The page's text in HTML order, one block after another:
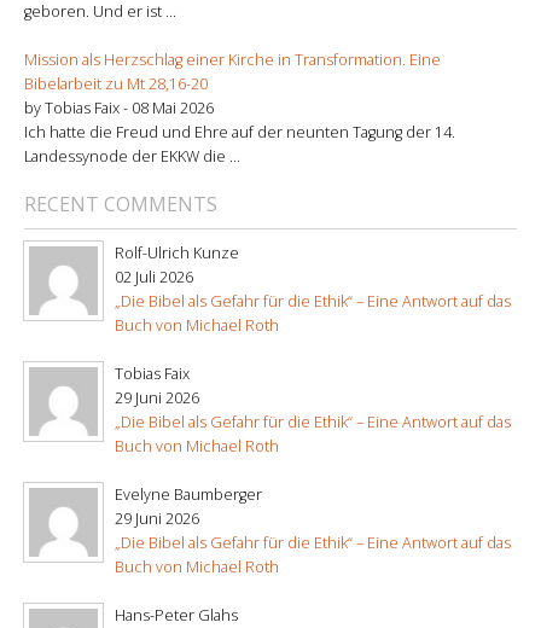
geboren. Und er ist ...
Mission als Herzschlag einer Kirche in Transformation. Eine
Bibelarbeit zu Mt 28,16-20
by Tobias Faix - 08 Mai 2026
Ich hatte die Freud und Ehre auf der neunten Tagung der 14.
Landessynode der EKKW die ...
RECENT COMMENTS
Rolf-Ulrich Kunze
02 Juli 2026
„Die Bibel als Gefahr für die Ethik“ – Eine Antwort auf das
Buch von Michael Roth
Tobias Faix
29 Juni 2026
„Die Bibel als Gefahr für die Ethik“ – Eine Antwort auf das
Buch von Michael Roth
Evelyne Baumberger
29 Juni 2026
„Die Bibel als Gefahr für die Ethik“ – Eine Antwort auf das
Buch von Michael Roth
Hans-Peter Glahs